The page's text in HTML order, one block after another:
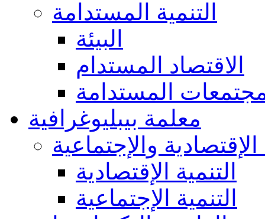
التنمية المستدامة
البيئة
الاقتصاد المستدام
المستدامة
معلمة بيبليوغرافية
الإقتصادية والإجتماعية
التنمية الإقتصادية
التنمية الإجتماعية